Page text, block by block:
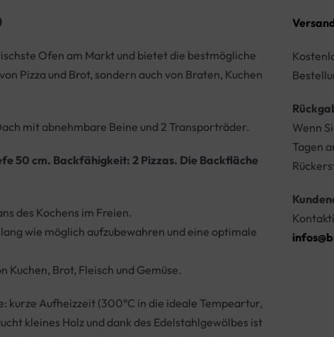
Ofen am Markt und bietet die bestmögliche
Pizza und Brot, sondern auch von Braten, Kuchen
mit abnehmbare Beine und 2 Transporträder.
50 cm. Backfähigkeit: 2 Pizzas. Die Backfläche
des Kochens im Freien.
wie möglich aufzubewahren und eine optimale
Kuchen, Brot, Fleisch und Gemüse.
kurze Aufheizzeit (300°C in die ideale Tempeartur,
kleines Holz und dank des Edelstahlgewölbes ist
Wenn
Tagen